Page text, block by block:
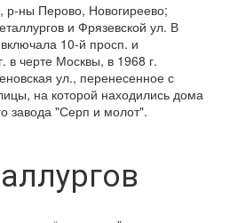
ны Перово, Новогиреево;
и Фрязевской ул. В
10-й просп. и
в черте Москвы, в 1968 г.
ул., перенесенное с
на которой находились дома
завода "Серп и молот".